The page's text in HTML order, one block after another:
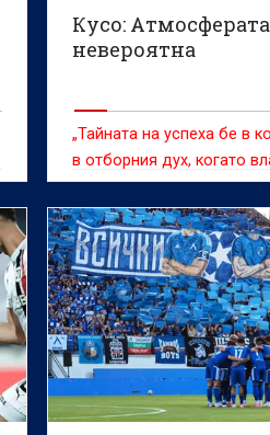
Кусо:
невероятна
„Тайната на успеха бе в
в отборния дух, когато
топката и когато се